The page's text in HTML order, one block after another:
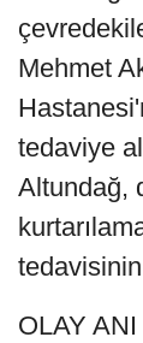
Mehmet
tedaviye
Altundağ,
OLAY